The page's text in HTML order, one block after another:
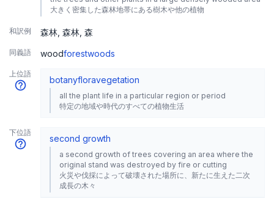
大きく密集した森林地帯にある樹木や他の植物
和訳例 森林 森林 森
同義語 woodforestwoods
上位語
botanyfloravegetation
all the plant life in a particular region or period
特定の地域や時代のすべての植物生活
下位語
second growth
a second growth of trees covering an area where the
original stand was destroyed by fire or cutting
火災や伐採によって破壊された場所に、新たに生えた二次
成長の木々